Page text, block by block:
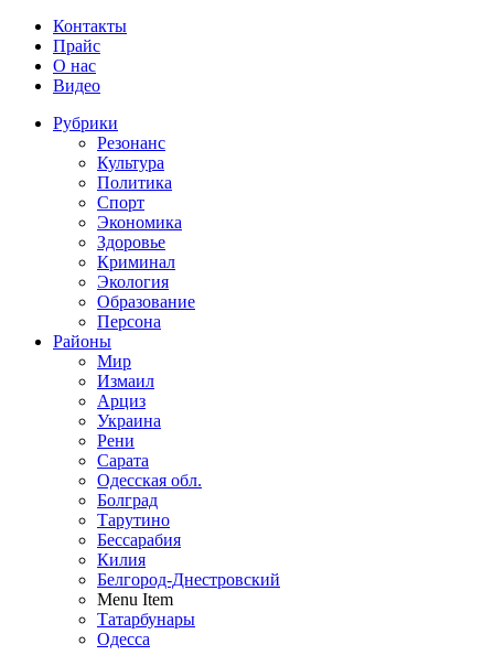
Контакты
Прайс
О нас
Видео
Рубрики
Резонанс
Культура
Политика
Спорт
Экономика
Здоровье
Криминал
Экология
Образование
Персона
Районы
Мир
Измаил
Арциз
Украина
Рени
Сарата
Одесская обл.
Болград
Тарутино
Бессарабия
Килия
Белгород-Днестровский
Menu Item
Татарбунары
Одесса